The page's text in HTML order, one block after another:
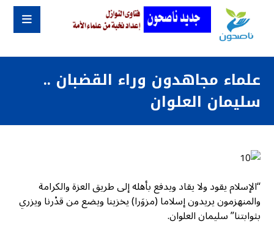
علماء مجاهدون وراء القضبان ..
سليمان العلوان
“الإسلام يقود ولا يقاد ويدفع بأهله إلى طريق العزة والكرامة
والمنهزمون يريدون إسلاما (مزوَرا) يخزينا ويضع من قدْرنا ويزري
بثوابتنا” سليمان العلوان.